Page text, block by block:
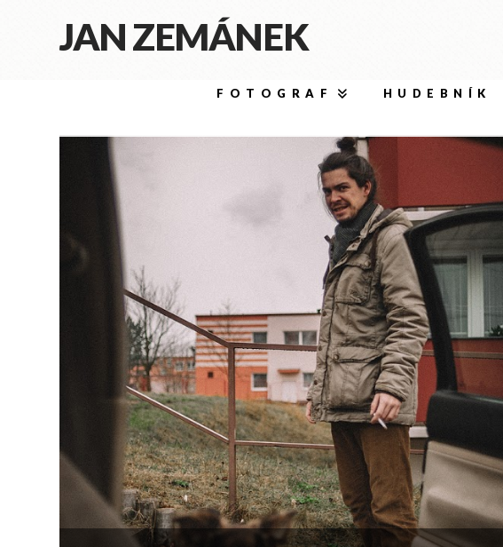
JAN ZEMÁNEK
FOTOGRAF HUDEBNÍK